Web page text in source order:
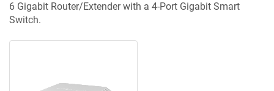
6 Gigabit Router/Extender with a 4-Port Gigabit Smart
Switch.